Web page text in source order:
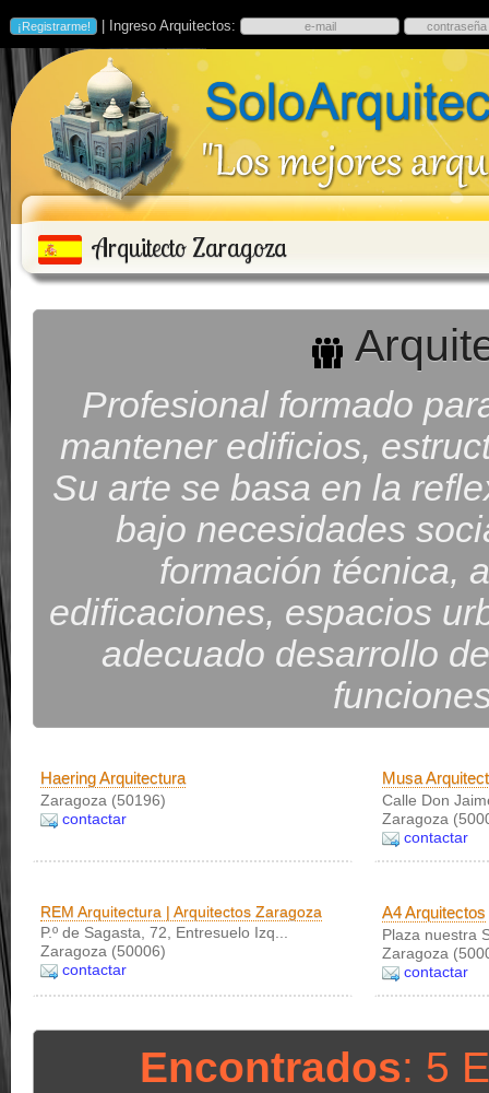
| Ingreso Arquitectos:
Arquitecto Zaragoza
Profesional formado
mantener edificios,
Su arte se basa en la
bajo necesidades
formación técnica,
edificaciones, espacios
adecuado desarrollo
Haering Arquitectura
Zaragoza (50196)
contactar
Musa
Calle Don
Zaragoza
contactar
REM Arquitectura | Arquitectos Zaragoza
P.º de Sagasta, 72, Entresuelo Izq...
Zaragoza (50006)
contactar
A4 Arquitectos
Plaza nuestra
Zaragoza
contactar
Encontrados: 5